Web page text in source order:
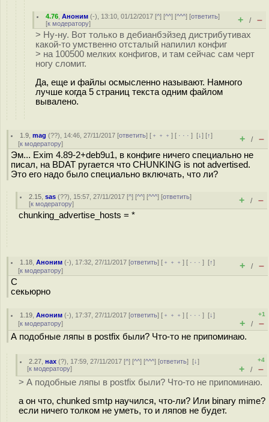
4.76 ,Аноним (-), 13:10, 01/12/2017 [^] [^^] [^^^] [ответить]
[к модератору] + / –
> Ну-ну. Вот только в дебианбэйзед дистрибутивах
какой-то умственно отсталый напилил конфиг
> на 100500 мелких конфигов, и там сейчас сам черт
ногу сломит.
Да, еще и файлы осмысленно называют. Намного
лучше когда 5 страниц текста одним файлом
вывалено.
1.9 ,mag (??), 14:46, 27/11/2017 [ответить] [ ﹢﹢﹢] [ · · ·][↓] [↑]
[к модератору] + / –
Эм... Exim 4.89-2+deb9u1, в конфиге ничего специально не
писал, на BDAT ругается что CHUNKING is not advertised.
Это его надо было специально включать, что ли?
2.15 ,sas (??), 15:57, 27/11/2017 [^] [^^] [^^^] [ответить]
[к модератору] + / –
chunking_advertise_hosts = *
1.18 ,Аноним (-), 17:32, 27/11/2017 [ответить] [ ﹢﹢﹢] [ · · ·][↑]
[к модератору] + / –
С
секьюрно
1.19 ,Аноним (-), 17:37, 27/11/2017 [ответить] [ ﹢﹢﹢] [ · · ·][↓]
[к модератору]
+1
+ / –
А подобные ляпы в postfix были? Что-то не припоминаю.
2.27 ,нах (?), 17:59, 27/11/2017 [^] [^^] [^^^] [ответить][↓]
[к модератору]
+4
+ / –
> А подобные ляпы в postfix были? Что-то не припоминаю.
а он что, chunked smtp научился, что-ли? Или binary mime?
если ничего толком не уметь, то и ляпов не будет.